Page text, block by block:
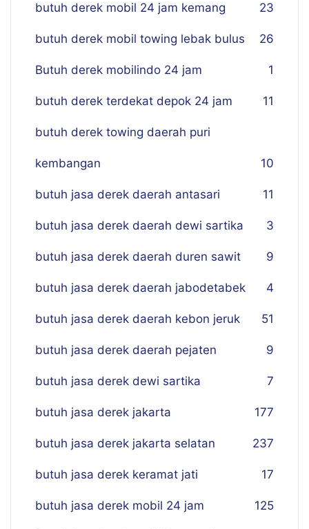
butuh derek mobil 24 jam kemang 23
butuh derek mobil towing lebak bulus 26
Butuh derek mobilindo 24 jam 1
butuh derek terdekat depok 24 jam 11
butuh derek towing daerah puri
kembangan 10
butuh jasa derek daerah antasari 11
butuh jasa derek daerah dewi sartika 3
butuh jasa derek daerah duren sawit 9
butuh jasa derek daerah jabodetabek 4
butuh jasa derek daerah kebon jeruk 51
butuh jasa derek daerah pejaten 9
butuh jasa derek dewi sartika 7
butuh jasa derek jakarta 177
butuh jasa derek jakarta selatan 237
butuh jasa derek keramat jati 17
butuh jasa derek mobil 24 jam 125